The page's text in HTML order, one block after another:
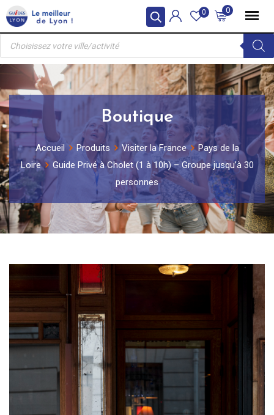
Skip
to
content
0
0
Recherche
produits
Boutique
Accueil Produits Visiter la France
Pays de la
Loire
Guide Privé à Cholet (1 à 10h) – Groupe jusqu’à 30
personnes